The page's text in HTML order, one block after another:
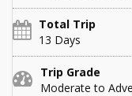
Total Trip
13 Days
Trip Grade
Moderate to